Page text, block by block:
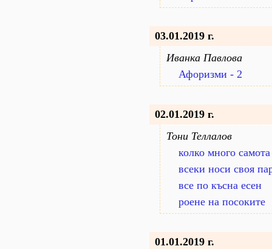
03.01.2019 г.
Иванка Павлова
Афоризми - 2
02.01.2019 г.
Тони Теллалов
колко много
всеки носи своя
все по късна есен
роене на посоките
01.01.2019 г.